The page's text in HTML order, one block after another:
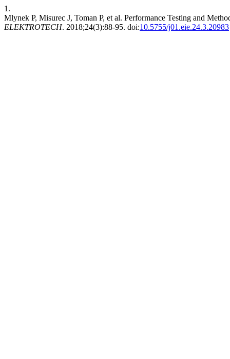
1.
Mlynek P, Misurec J, Toman P, et al. Performance Testing and
ELEKTROTECH. 2018;24(3):88-95. doi:10.5755/j01.eie.24.3.20983